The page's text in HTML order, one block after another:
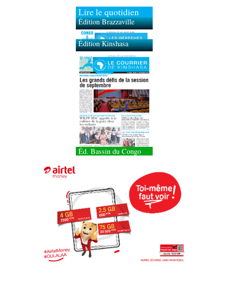
Lire le quotidien
Édition Brazzaville
Édition Kinshasa
Éd. Bassin du Congo